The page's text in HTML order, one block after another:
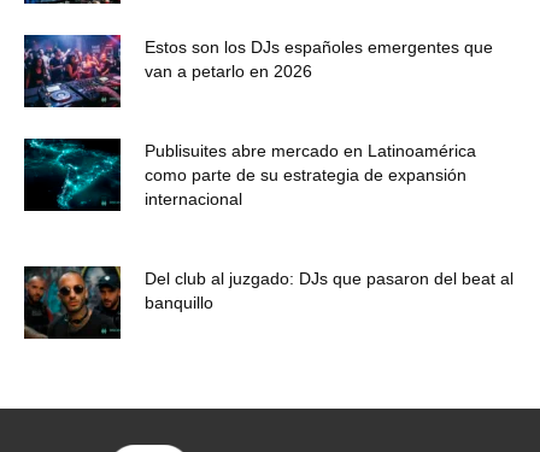
Estos son los DJs españoles emergentes que
van a petarlo en 2026
Publisuites abre mercado en Latinoamérica
como parte de su estrategia de expansión
internacional
Del club al juzgado: DJs que pasaron del beat al
banquillo